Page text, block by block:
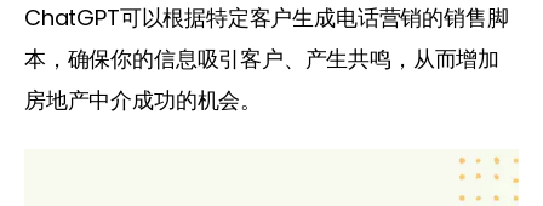
ChatGPT可以根据特定客户生成电话营销的销售脚
本，确保你的信息吸引客户、产生共鸣，从而增加
房地产中介成功的机会。